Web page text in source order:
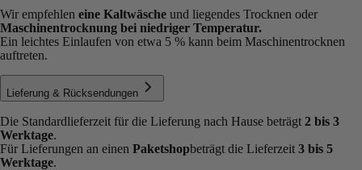
Wir empfehlen eine Kaltwäsche und liegendes Trocknen oder
Maschinentrocknung bei niedriger Temperatur.
Ein leichtes Einlaufen von etwa 5 % kann beim Maschinentrocknen
auftreten.
Lieferung & Rücksendungen
Die Standardlieferzeit für die Lieferung nach Hause beträgt 2 bis 3
Werktage.
Für Lieferungen an einen Paketshopbeträgt die Lieferzeit 3 bis 5
Werktage.